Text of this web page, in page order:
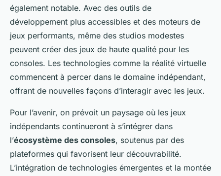
également notable. Avec des outils de
développement plus accessibles et des moteurs de
jeux performants, même des studios modestes
peuvent créer des jeux de haute qualité pour les
consoles. Les technologies comme la réalité virtuelle
commencent à percer dans le domaine indépendant,
offrant de nouvelles façons d’interagir avec les jeux.
Pour l’avenir, on prévoit un paysage où les jeux
indépendants continueront à s’intégrer dans
l’écosystème des consoles, soutenus par des
plateformes qui favorisent leur découvrabilité.
L’intégration de technologies émergentes et la montée